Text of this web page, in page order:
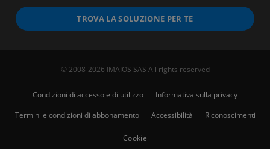
TROVA LA SOLUZIONE PER TE
© 2008-2026 IMAIOS SAS All rights reserved
Condizioni di accesso e di utilizzo
Informativa sulla privacy
Termini e condizioni di abbonamento
Accessibilità Riconoscimenti
Cookie